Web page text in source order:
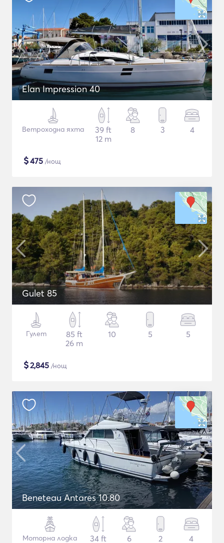
Elan Impression 40
Ветроходна яхта
39 ft
12 m
8 3 4
$475 /нощ
Gulet 85
Гулет
85 ft
26 m
10 5 5
$2,845 /нощ
Beneteau Antares 10.80
Моторна лодка
34 ft
6 2 4